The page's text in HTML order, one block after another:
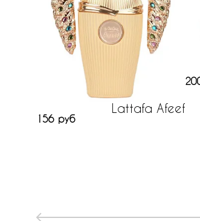
Lattafa Afeef
156 руб